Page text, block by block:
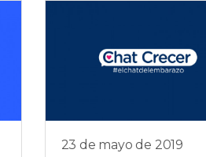
23 de mayo de 2019